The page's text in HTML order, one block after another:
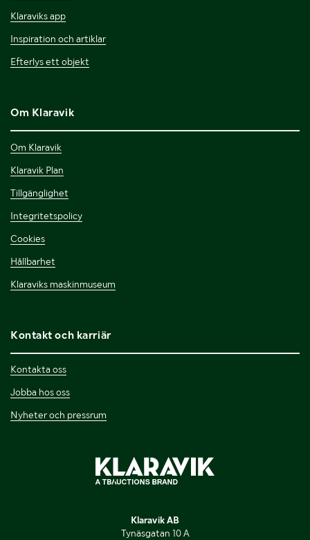
Klaraviks app
Inspiration och artiklar
Efterlys ett objekt
Om Klaravik
Om Klaravik
Klaravik Plan
Tillgänglighet
Integritetspolicy
Cookies
Hållbarhet
Klaraviks maskinmuseum
Kontakt och karriär
Kontakta oss
Jobba hos oss
Nyheter och pressrum
Klaravik AB
Tynäsgatan 10 A